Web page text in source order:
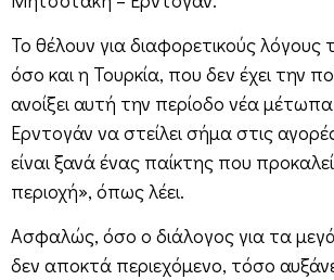
Το θέλουν για διαφορετικούς
όσο και η Τουρκία, που δεν έχει την
ανοίξει αυτή την περίοδο νέα
Ερντογάν να στείλει σήμα στις
είναι ξανά ένας παίκτης που
περιοχή», όπως λέει.
Ασφαλώς, όσο ο διάλογος για τα
δεν αποκτά περιεχόμενο, τόσο